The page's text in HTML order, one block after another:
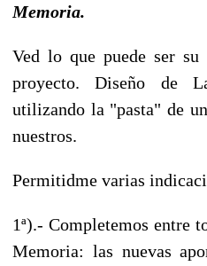
Memoria.
Ved lo que puede ser
proyecto. Diseño de
utilizando la "pasta" de
nuestros.
Permitidme varias
1ª).- Completemos entre
Memoria: las nuevas